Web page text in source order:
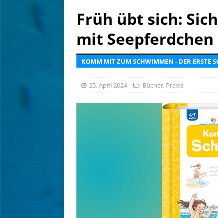
[ 7. August 2026 ] eoapp
[ 6. August 2026 ]
Tief
Früh übt sich:
mit Seepferdchen
KOMM MIT ZUM SCHWIMMEN - DER ERSTE
25. April 2024 Bücher, Praxis